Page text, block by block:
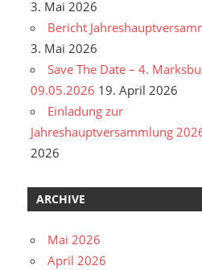
3. Mai 2026
Bericht
3. Mai 2026
Save The Date – 4.
09.05.2026 19. April 2026
Einladung zur
Jahreshauptversammlung
2026
ARCHIVE
Mai 2026
April 2026